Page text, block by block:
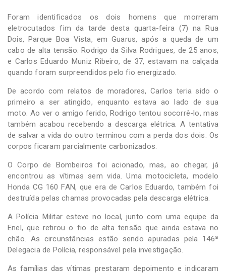
Foram identificados os dois homens que morreram
eletrocutados fim da tarde desta quarta-feira (7) na Rua
Dois, Parque Boa Vista, em Guarus, após a queda de um
cabo de alta tensão. Rodrigo da Silva Rodrigues, de 25 anos,
e Carlos Eduardo Muniz Ribeiro, de 37, estavam na calçada
quando foram surpreendidos pelo fio energizado.
De acordo com relatos de moradores, Carlos teria sido o
primeiro a ser atingido, enquanto estava ao lado de sua
moto. Ao ver o amigo ferido, Rodrigo tentou socorrê-lo, mas
também acabou recebendo a descarga elétrica. A tentativa
de salvar a vida do outro terminou com a perda dos dois. Os
corpos ficaram parcialmente carbonizados.
O Corpo de Bombeiros foi acionado, mas, ao chegar, já
encontrou as vítimas sem vida. Uma motocicleta, modelo
Honda CG 160 FAN, que era de Carlos Eduardo, também foi
destruída pelas chamas provocadas pela descarga elétrica.
A Polícia Militar esteve no local, junto com uma equipe da
Enel, que retirou o fio de alta tensão que ainda estava no
chão. As circunstâncias estão sendo apuradas pela 146ª
Delegacia de Polícia, responsável pela investigação.
As famílias das vítimas prestaram depoimento e indicaram